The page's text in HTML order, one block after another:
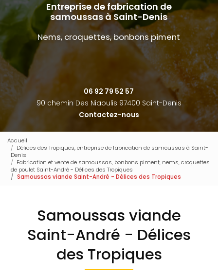
Entreprise de fabrication de
samoussas à Saint-Denis
Nems, croquettes, bonbons piment
06 92 79 52 57
90 chemin Des Niaoulis 97400 Saint-Denis
Contactez-nous
Accueil
Délices des Tropiques, entreprise de fabrication de samoussas à Saint-
Denis
Fabrication et vente de samoussas, bonbons piment, nems, croquettes
de poulet Saint-André - Délices des Tropiques
Samoussas viande Saint-André - Délices des Tropiques
Samoussas viande
Saint-André - Délices
des Tropiques